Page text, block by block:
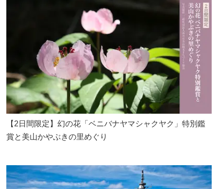
【2日間限定】幻の花「ベニバナヤマシャクヤク」特別鑑
賞と美山かやぶきの里めぐり